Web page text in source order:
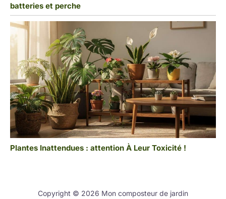
batteries et perche
Plantes Inattendues : attention À Leur Toxicité !
Copyright © 2026 Mon composteur de jardin